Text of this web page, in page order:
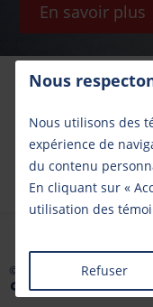
En savoir plus
1
© 2026. Une division de
Nous
Nous utilisons des
expérience de
du contenu
En cliquant sur «
utilisation des
Refuser